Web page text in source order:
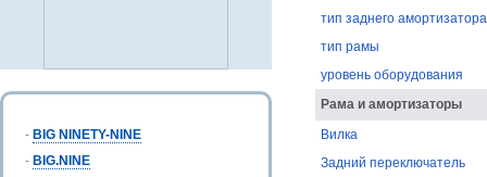
- BIG NINETY-NINE
- BIG.NINE
тип заднего амортизатора
тип рамы
уровень оборудования
Рама и амортизаторы
Вилка
Задний переключатель